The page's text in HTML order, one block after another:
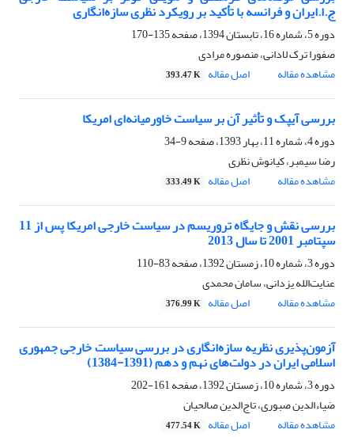
ج.ا.ایران و فرانسه با تأکید بر رویکرد نظری سازه‌انگاری
دوره 5، شماره 16، تابستان 1394، صفحه
135-170
صفورا ترک لادانی، منصوره مرادی
مشاهده مقاله
اصل مقاله 393.47 K
بررسی آیپک و تأثیر آن بر سیاست خاورمیانه‌ای امریکا
دوره 4، شماره 11، بهار 1393، صفحه
9-34
رضا سیمبر، کیانوش نظری
مشاهده مقاله
اصل مقاله 333.49 K
بررسی نقش و جایگاه تروریسم در سیاست خارجی امریکا پس از 11
سپتامبر 2001 تا سال 2013
دوره 3، شماره 10، زمستان 1392، صفحه
83-110
عنایت‌الله یزدانی، سامان محمدی
مشاهده مقاله
اصل مقاله 376.99 K
آزمون‌پذیری نظریه سازه‌انگاری در بررسی سیاست خارجی جمهوری
اسلامی ایران در دولت‌های نهم و دهم (1391-1384)
دوره 3، شماره 10، زمستان 1392، صفحه
161-202
ضیاءالدین صبوری، تاج‌الدین صالحیان
مشاهده مقاله
اصل مقاله 477.54 K